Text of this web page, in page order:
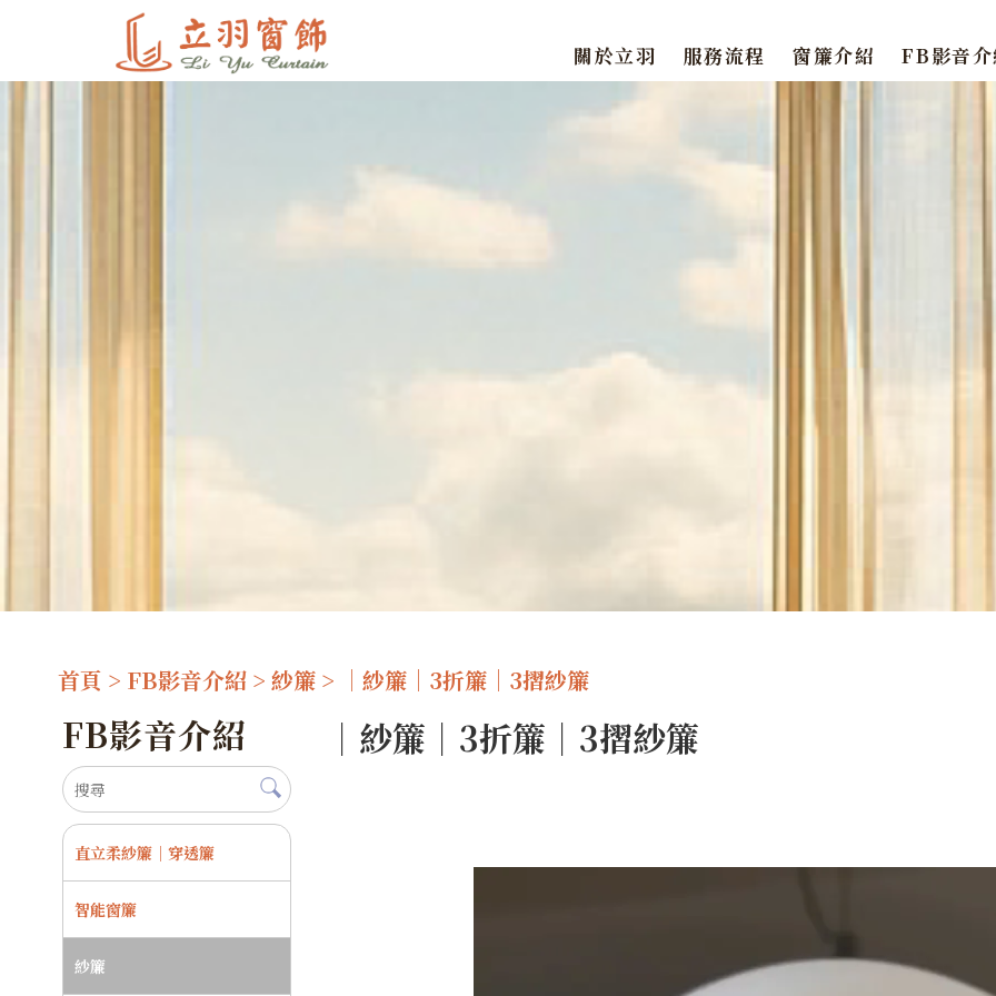
關於立羽 服務流程 窗簾介紹 FB影音
首頁 > FB影音介紹 > 紗簾 > ｜紗簾｜3折簾｜3摺紗簾
FB影音介紹
直立柔紗簾｜穿透簾
智能窗簾
紗簾
｜紗簾｜3折簾｜3摺紗簾